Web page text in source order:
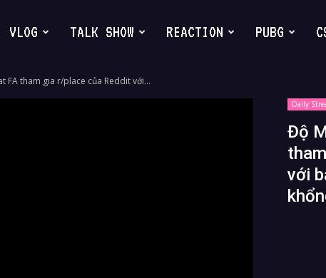
VLOG TALK SHOW REACTION PUBG
FA tham gia r/place của Reddit với...
Daily
Độ
với